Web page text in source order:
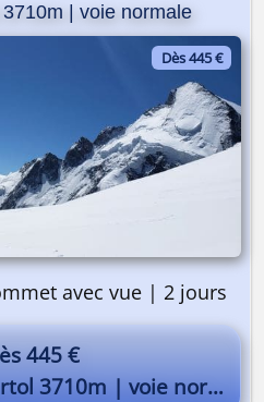
| voie normale
Dès 445 €
avec vue | 2 jours
445 €
3710m | voie normale